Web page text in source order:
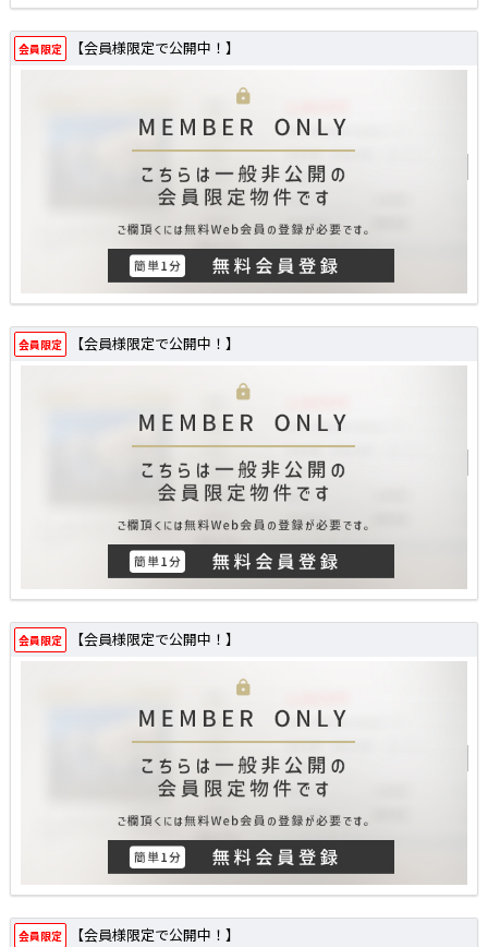
会員限定 【会員様限定で公開中！】
会員限定 【会員様限定で公開中！】
会員限定 【会員様限定で公開中！】
会員限定 【会員様限定で公開中！】